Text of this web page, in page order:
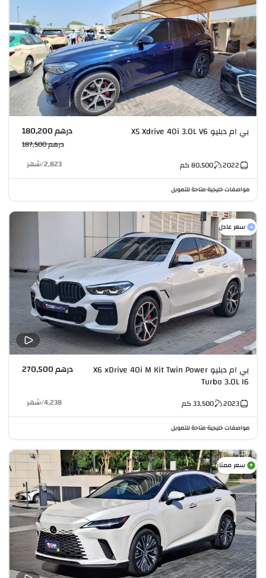
بي ام دبليو X5 Xdrive 40i 3.0L V6 درهم 180,200
درهم 187,500
2022
80,500كم 2,823
/شهر
مواصفات خليجية•متاحة للتمويل
سعر عادل
بي ام دبليو X6 xDrive 40i M Kit Twin Power
Turbo 3.0L I6
درهم 270,500
2023
33,500كم 4,238
/شهر
مواصفات خليجية•متاحة للتمويل
سعر ممتاز